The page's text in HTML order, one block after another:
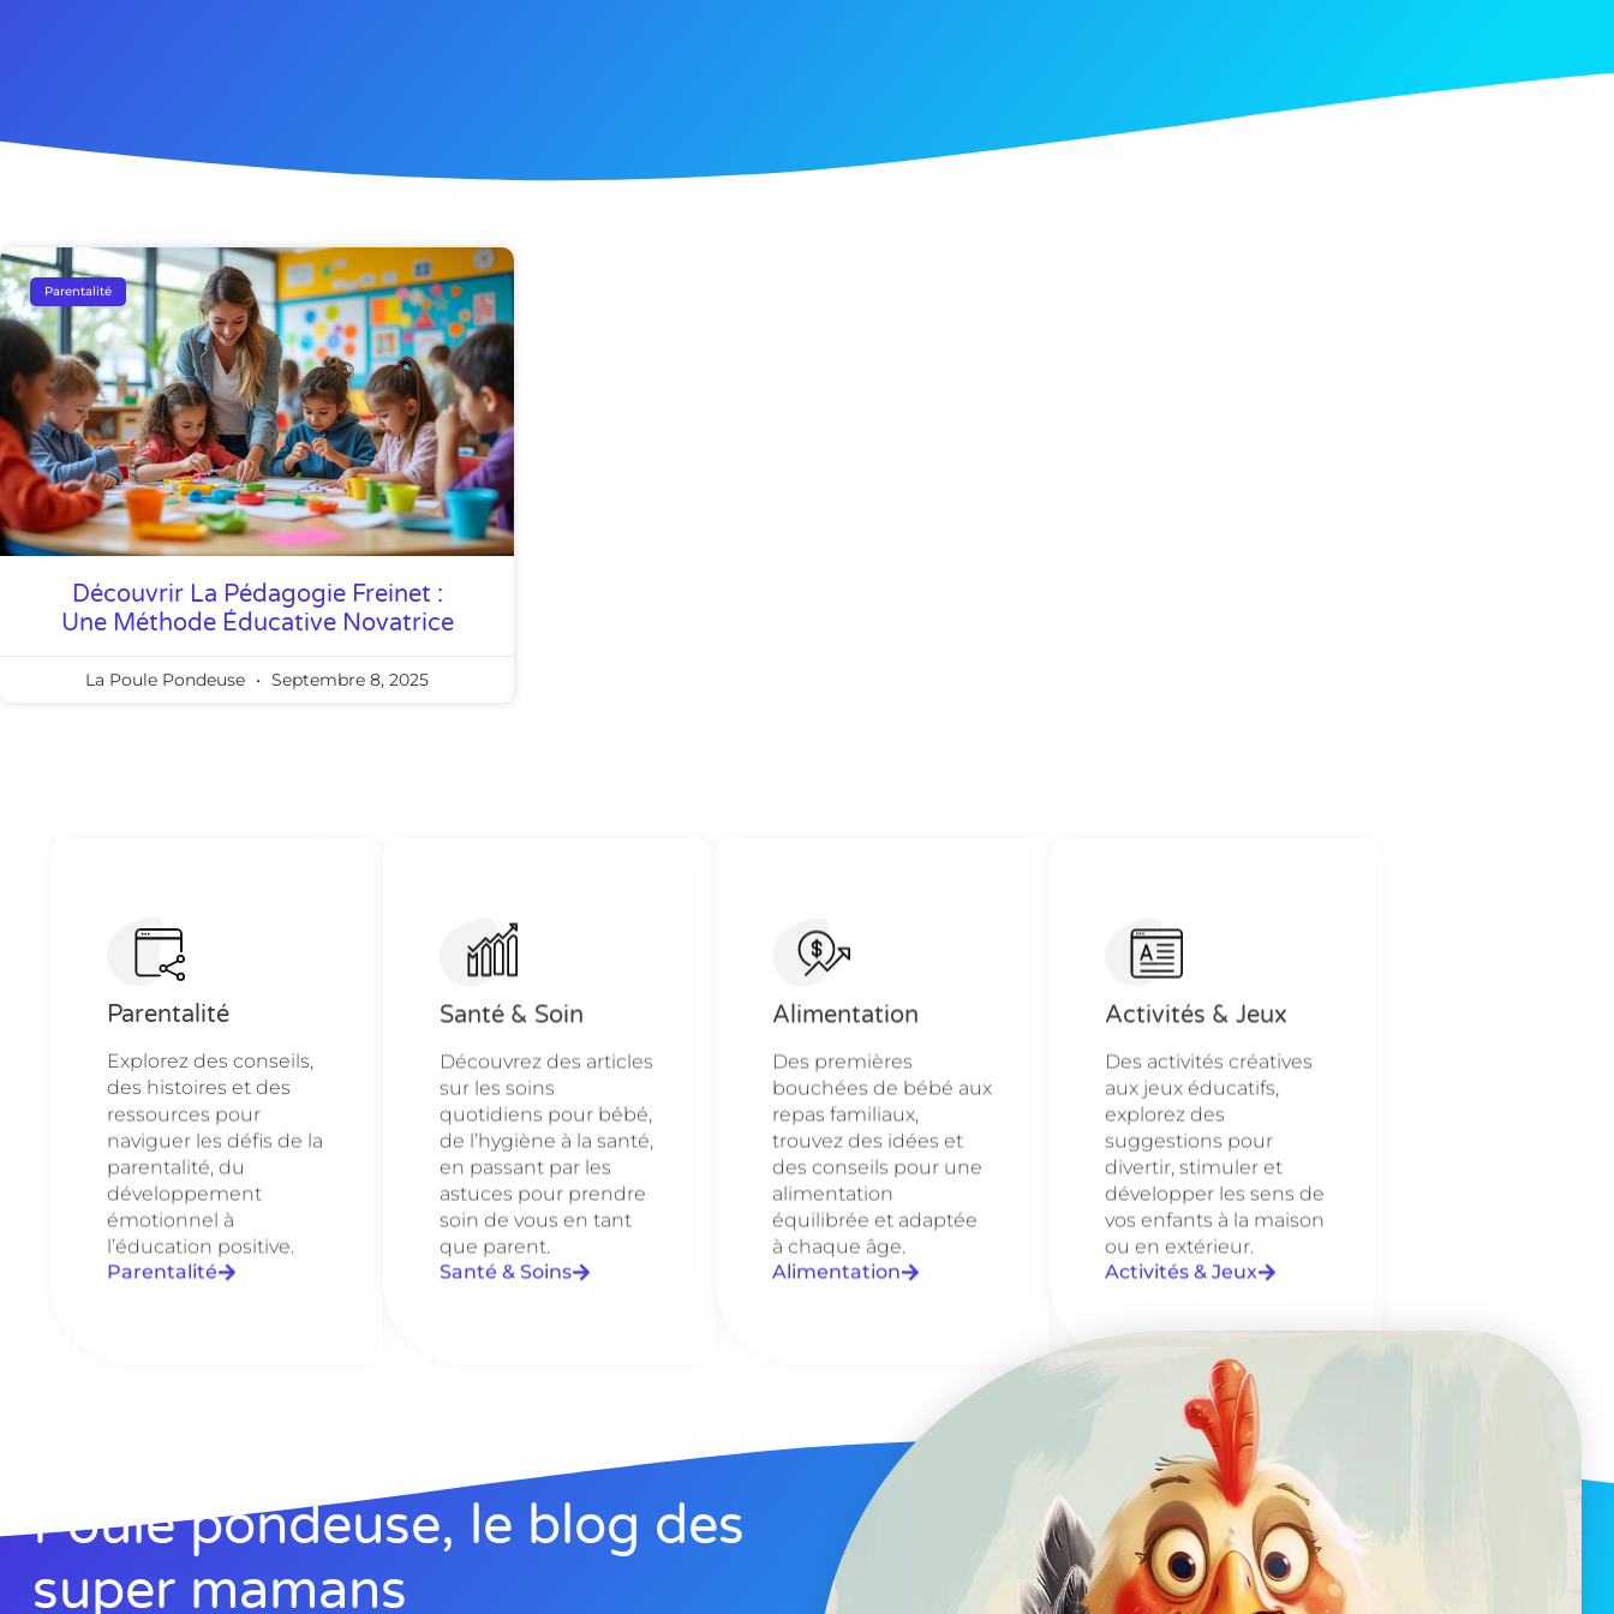
Parentalité
Découvrir La Pédagogie Freinet :
Une Méthode Éducative Novatrice
La Poule Pondeuse Septembre 8, 2025
Parentalité
Explorez des conseils,
des histoires et des
ressources pour
naviguer les défis de la
parentalité, du
développement
émotionnel à
l’éducation positive.
Parentalité
Santé & Soin
Découvrez des articles
sur les soins
quotidiens pour bébé,
de l’hygiène à la santé,
en passant par les
astuces pour prendre
soin de vous en tant
que parent.
Santé & Soins
Alimentation
Des premières
bouchées de bébé aux
repas familiaux,
trouvez des idées et
des conseils pour une
alimentation
équilibrée et adaptée
à chaque âge.
Alimentation
Activités & Jeux
Des activités créatives
aux jeux éducatifs,
explorez des
suggestions pour
divertir, stimuler et
développer les sens de
vos enfants à la maison
ou en extérieur.
Activités & Jeux
Poule pondeuse, le blog des
super mamans